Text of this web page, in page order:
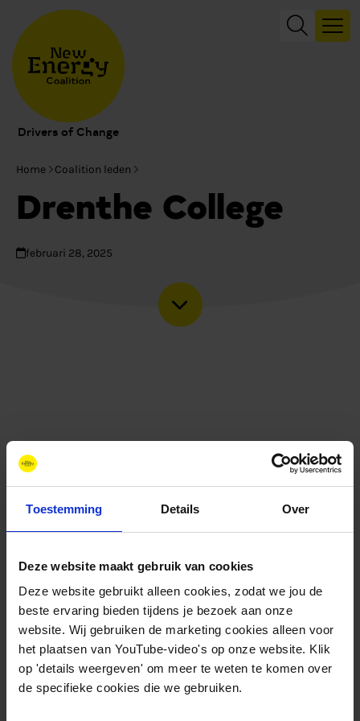
Toestemming Details Over
Deze website maakt gebruik van cookies
Deze website gebruikt alleen cookies, zodat we jou de
beste ervaring bieden tijdens je bezoek aan onze
website. Wij gebruiken de marketing cookies alleen voor
het plaatsen van YouTube-video's op onze website. Klik
op 'details weergeven' om meer te weten te komen over
de specifieke cookies die we gebruiken.
Drivers of Change
Home Coalition leden
Drenthe College
februari 28, 2025
Contact
+31 88 11 66 800
info@newenergycoalition.org
Bereikbaarheid
Ma-Do: 8:30-17:00 uur
Vrijdag: 8:30-11:00 uur